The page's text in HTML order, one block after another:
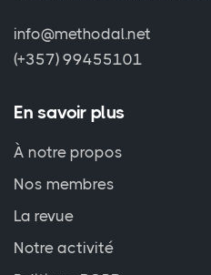
info@methodal.net
(+357) 99455101
En savoir plus
À notre propos
Nos membres
La revue
Notre activité